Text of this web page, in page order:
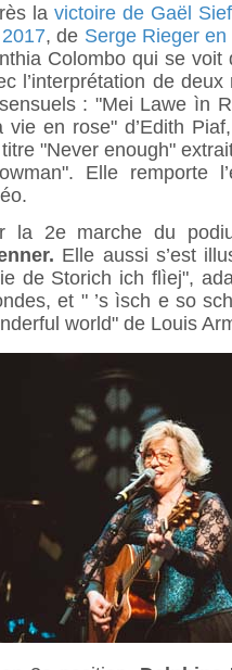
la victoire de Gaël
, de Serge Rieger en
Colombo qui se
l’interprétation de
: "Mei Lawe ìn
vie en rose" d’Edith
"Never enough"
Elle remporte
la 2e marche du
Elle aussi s’est
de Storich ich flìej",
et " ’s ìsch e so
world" de Louis